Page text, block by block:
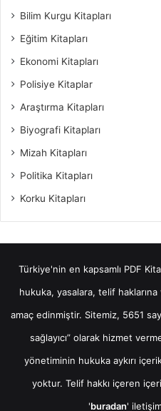
Bilim Kurgu Kitapları
Eğitim Kitapları
Ekonomi Kitapları
Polisiye Kitaplar
Araştırma Kitapları
Biyografi Kitapları
Mizah Kitapları
Politika Kitapları
Korku Kitapları
Türkiye'nin en kapsamlı PDF
hukuka, yasalara, telif haklarına
amaç edinmiştir. Sitemiz, 5651
sağlayıcı” olarak hizmet
yönetiminin hukuka aykırı
yoktur. Telif hakkı içeren
'buradan'